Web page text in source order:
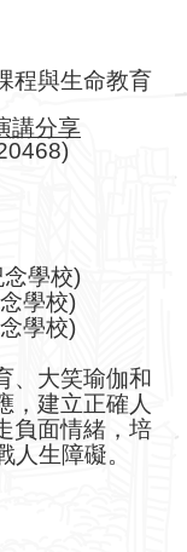
程與生命教育
講分享
學校)
學校)
學校)
、大笑瑜伽和
，建立正確人
負面情緒，培
生障礙。